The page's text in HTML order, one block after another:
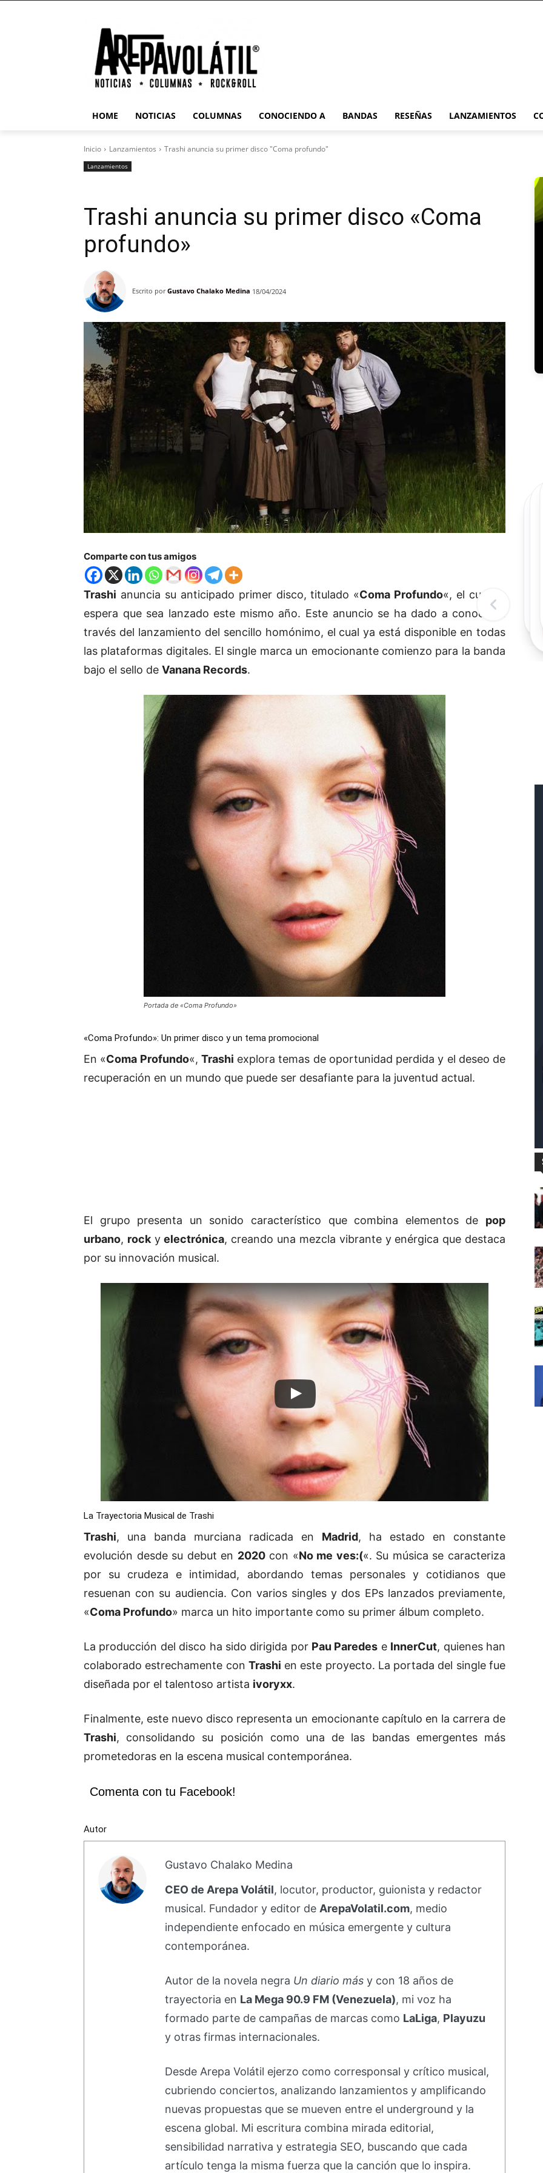
HOME NOTICIAS COLUMNAS CONOCIENDO A BANDAS RESEÑAS LANZAMIENTOS
Inicio Lanzamientos Trashi anuncia su primer disco "Coma profundo"
Lanzamientos
Trashi anuncia su primer disco «Coma
profundo»
Escrito por Gustavo Chalako Medina 18/04/2024
Comparte con tus amigos
Trashi anuncia su anticipado primer disco, titulado «Coma Profundo«, el cual se
espera que sea lanzado este mismo año. Este anuncio se ha dado a conocer a
través del lanzamiento del sencillo homónimo, el cual ya está disponible en todas
las plataformas digitales. El single marca un emocionante comienzo para la banda
bajo el sello de Vanana Records.
Portada de «Coma Profundo»
«Coma Profundo»: Un primer disco y un tema promocional
En «Coma Profundo«, Trashi explora temas de oportunidad perdida y el deseo de
recuperación en un mundo que puede ser desafiante para la juventud actual.
El grupo presenta un sonido característico que combina elementos de pop
urbano, rockyelectrónica, creando una mezcla vibrante y enérgica que destaca
por su innovación musical.
La Trayectoria Musical de Trashi
Trashi, una banda murciana radicada en Madrid, ha estado en constante
evolución desde su debut en 2020con «No me ves:(«. Su música se caracteriza
por su crudeza e intimidad, abordando temas personales y cotidianos que
resuenan con su audiencia. Con varios singles y dos EPs lanzados previamente,
«Coma Profundo» marca un hito importante como su primer álbum completo.
La producción del disco ha sido dirigida por Pau Paredes e InnerCut, quienes han
colaborado estrechamente con Trashi en este proyecto. La portada del single fue
diseñada por el talentoso artista ivoryxx.
Finalmente, este nuevo disco representa un emocionante capítulo en la carrera de
Trashi, consolidando su posición como una de las bandas emergentes más
prometedoras en la escena musical contemporánea.
Comenta con tu Facebook!
Autor
Gustavo Chalako Medina
CEO de Arepa Volátil, locutor, productor, guionista y redactor
musical. Fundador y editor de ArepaVolatil.com, medio
independiente enfocado en música emergente y cultura
contemporánea.
Autor de la novela negra Un diario másy con 18 años de
trayectoria en La Mega 90.9 FM (Venezuela), mi voz ha
formado parte de campañas de marcas como LaLiga, Playuzu
y otras firmas internacionales.
Desde Arepa Volátil ejerzo como corresponsal y crítico musical,
cubriendo conciertos, analizando lanzamientos y amplificando
nuevas propuestas que se mueven entre el underground y la
escena global. Mi escritura combina mirada editorial,
sensibilidad narrativa y estrategia SEO, buscando que cada
artículo tenga la misma fuerza que la canción que lo inspira.